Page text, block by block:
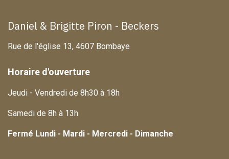
Daniel & Brigitte Piron - Beckers
Rue de l'église 13, 4607 Bombaye
Horaire d'ouverture
Jeudi - Vendredi de 8h30 à 18h
Samedi de 8h à 13h
Fermé Lundi - Mardi - Mercredi - Dimanche